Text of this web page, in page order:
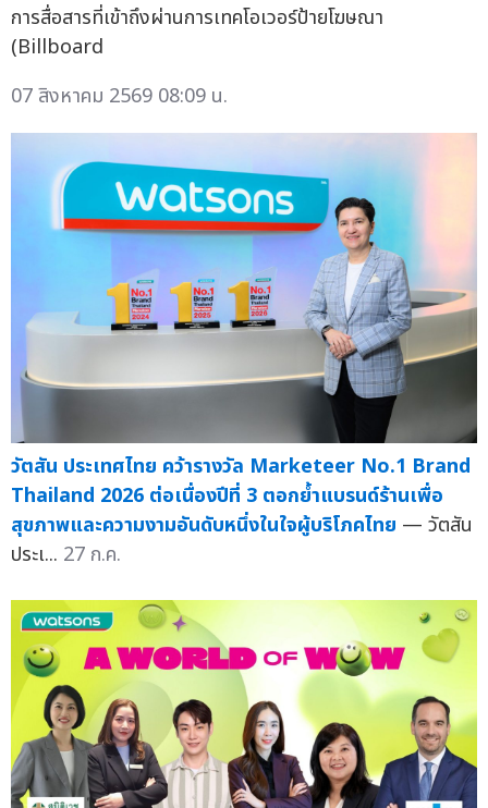
การสื่อสารที่เข้าถึงผ่านการเทคโอเวอร์ป้ายโฆษณา
(Billboard
07 สิงหาคม 2569 08:09 น.
วัตสัน ประเทศไทย คว้ารางวัล Marketeer No.1 Brand
Thailand 2026 ต่อเนื่องปีที่ 3 ตอกย้ำแบรนด์ร้านเพื่อ
สุขภาพและความงามอันดับหนึ่งในใจผู้บริโภคไทย — วัตสัน
ประเ... 27 ก.ค.